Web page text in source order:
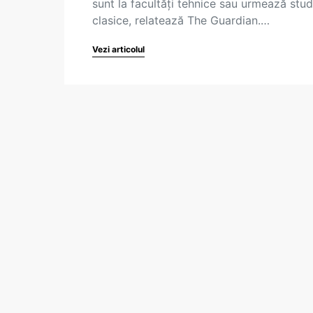
sunt la facultăți tehnice sau urmează
clasice, relatează The Guardian.…
Vezi articolul